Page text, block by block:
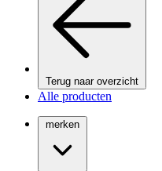
Terug naar overzicht
Alle producten
merken